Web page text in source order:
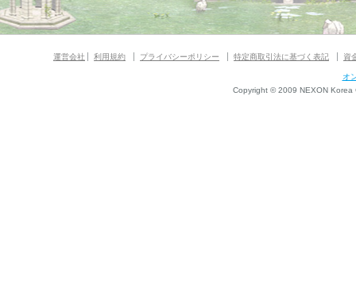
運営会社 利用規約 プライバシーポリシー 特定商取引法に基づく表記 資
オ
Copyright © 2009 NEXON Korea